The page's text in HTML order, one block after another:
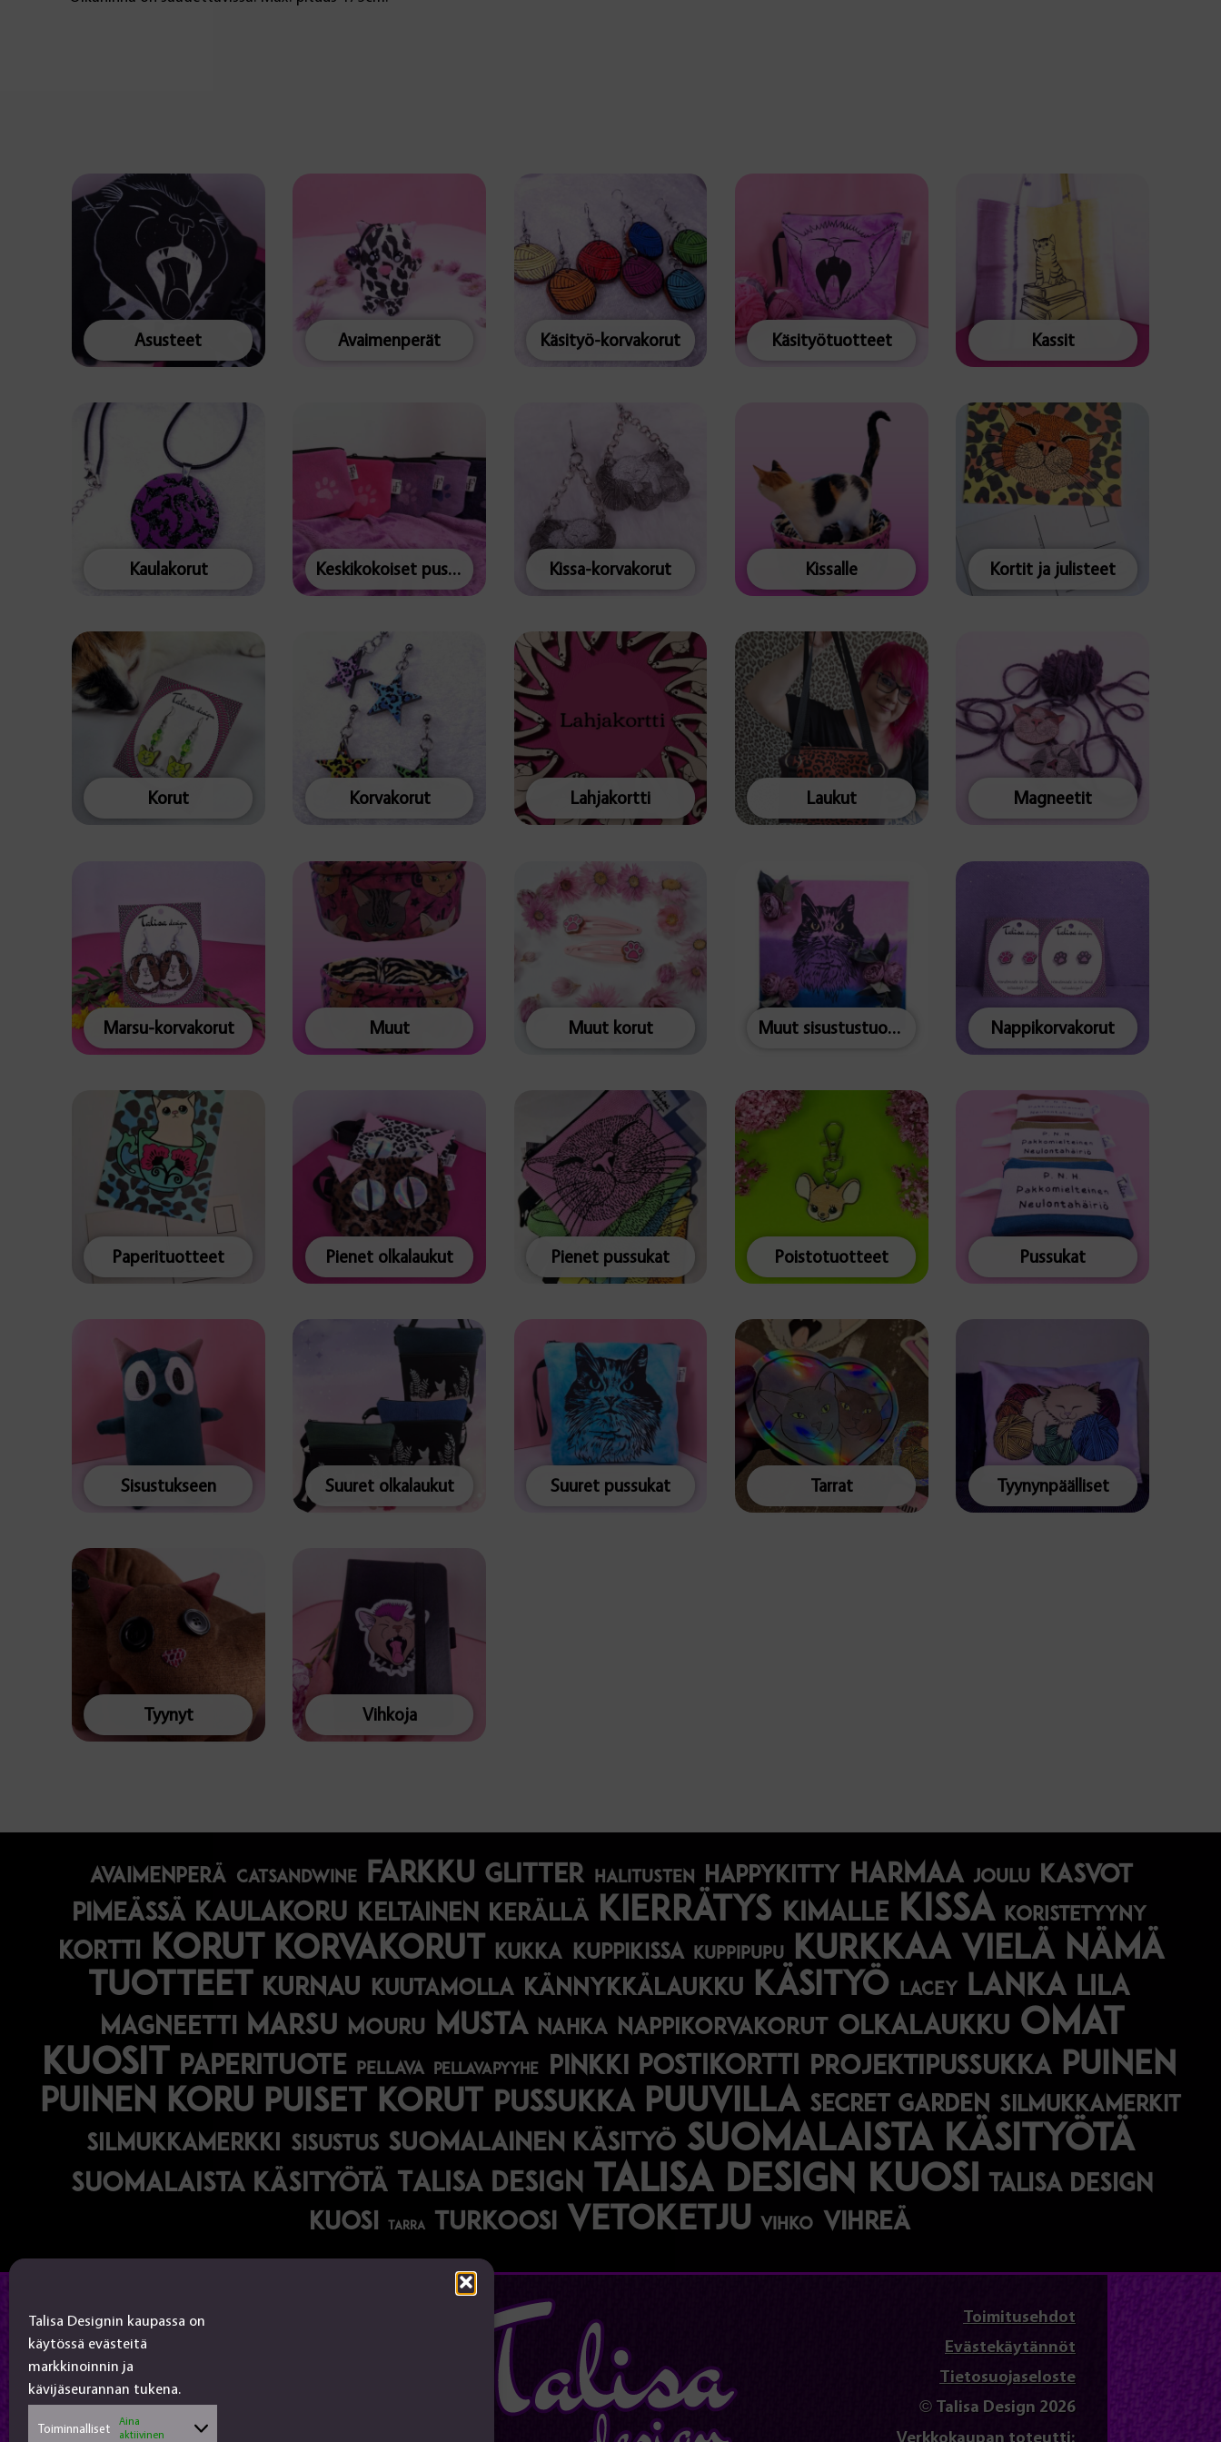
Talisa Designin kaupassa on
käytössä evästeitä
markkinoinnin ja
kävijäseurannan tukena.
Toiminnalliset
Aina
aktiivinen
Asusteet Avaimenperät Käsityö-korvakorut Käsityötuotteet Kassit
Kaulakorut Keskikokoiset pussukat Kissa-korvakorut Kissalle Kortit ja julisteet
Korut Korvakorut Lahjakortti Laukut Magneetit
Marsu-korvakorut Muut Muut korut Muut sisustustuotteet Nappikorvakorut
Paperituotteet Pienet olkalaukut Pienet pussukat Poistotuotteet Pussukat
Sisustukseen Suuret olkalaukut Suuret pussukat Tarrat Tyynynpäälliset
Tyynyt Vihkoja
avaimenperä catsandwine farkku glitter halitusten happykitty harmaa joulu
Kasvot
pimeässä kaulakoru keltainen kerällä kierrätys kimalle kissa koristetyyny
kortti korut korvakorut kukka kuppikissa kuppipupu
Kurkkaa vielä nämä
tuotteet
kurnau kuutamolla kännykkälaukku käsityö lacey lanka lila
magneetti marsu mouru musta nahka nappikorvakorut olkalaukku omat
kuosit
paperituote pellava pellavapyyhe pinkki postikortti projektipussukka puinen
puinen koru puiset korut pussukka puuvilla secret garden silmukkamerkit
silmukkamerkki sisustus suomalainen käsityö suomalaista käsityötä
suomalaista käsityötä Talisa Design talisa design kuosi
talisa design
kuosi
tarra turkoosi vetoketju vihko vihreä
Talisa Design
tanjalusua@gmail.com
Toimitusehdot
Evästekäytännöt
Tietosuojaseloste
© Talisa Design 2026
Verkkokaupan toteutti: